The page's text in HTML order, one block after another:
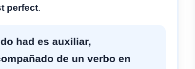
perfect.
had es auxiliar,
de un verbo en